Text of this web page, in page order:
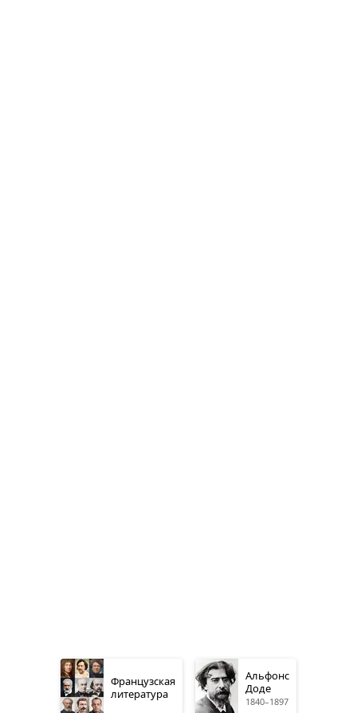
Французская
литература
Альфонс
Доде
1840–1897